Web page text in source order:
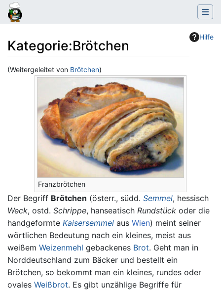
Hilfe
Kategorie:Brötchen
(Weitergeleitet von Brötchen)
Wechseln zu:Navigation,Suche
Franzbrötchen
Der Begriff Brötchen (österr., südd. Semmel, hessisch
Weck, ostd. Schrippe, hanseatisch Rundstück oder die
handgeformte Kaisersemmel aus Wien) meint seiner
wörtlichen Bedeutung nach ein kleines, meist aus
weißem Weizenmehl gebackenes Brot. Geht man in
Norddeutschland zum Bäcker und bestellt ein
Brötchen, so bekommt man ein kleines, rundes oder
ovales Weißbrot. Es gibt unzählige Begriffe für